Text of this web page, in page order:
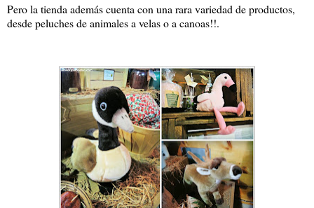
Pero la tienda además cuenta con una rara variedad de productos,
desde peluches de animales a velas o a canoas!!.